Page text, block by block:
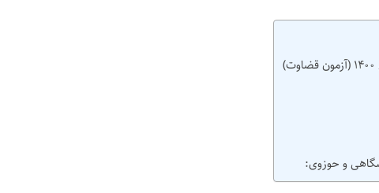
و حوزوی: